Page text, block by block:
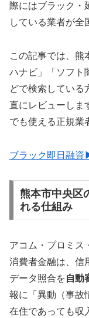
際にはブラック・
している業者が全
この記事では、熊
ハナビ」「ソフト
どで検索している
直にレビューしま
でも使える正規業
ブラック即日融資
熊本市中央区
れる仕組み
アコム・プロミス
消費者金融は、信
データ照合を自動
報に「異動（事故
在住であっても収